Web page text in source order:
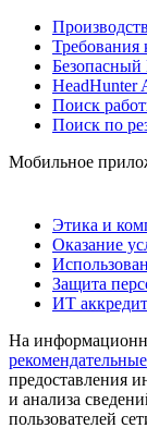
Безопасный
HeadHunter
Поиск
Поиск по
Мобильное
Этика и
Оказание
Защита
ИТ
На
предоставления
и анализа
пользователей